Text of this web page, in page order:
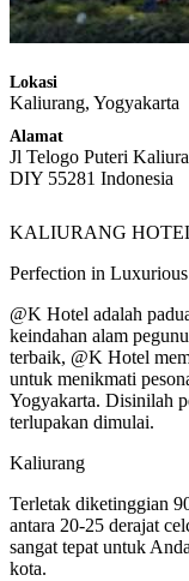
Lokasi
Kaliurang, Yogyakarta
Alamat
Jl Telogo Puteri
DIY 55281 Indonesia
KALIURANG
Perfection in
@K Hotel adalah
keindahan alam
terbaik, @K Hotel
untuk menikmati
Yogyakarta. Disinilah
terlupakan dimulai.
Kaliurang
Terletak diketinggian
antara 20-25 derajat
sangat tepat untuk
kota.